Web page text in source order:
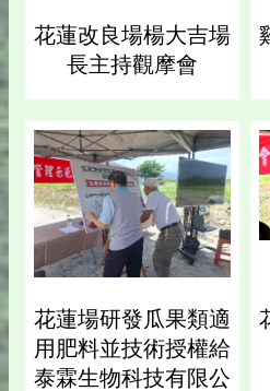
花蓮改良場楊大吉場
長主持觀摩會
花蓮場研發瓜果類適
用肥料並技術授權給
泰霖生物科技有限公